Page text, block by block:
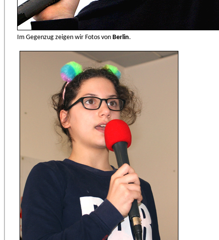
Im Gegenzug zeigen wir Fotos von Berlin.